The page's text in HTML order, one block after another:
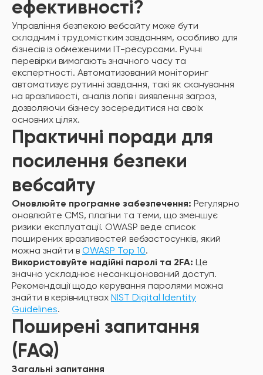
ефективності?
Управління безпекою вебсайту може бути
складним і трудомістким завданням, особливо для
бізнесів із обмеженими ІТ-ресурсами. Ручні
перевірки вимагають значного часу та
експертності. Автоматизований моніторинг
автоматизує рутинні завдання, такі як сканування
на вразливості, аналіз логів і виявлення загроз,
дозволяючи бізнесу зосередитися на своїх
основних цілях.
Практичні поради для
посилення безпеки
вебсайту
Оновлюйте програмне забезпечення: Регулярно
оновлюйте CMS, плагіни та теми, що зменшує
ризики експлуатації. OWASP веде список
поширених вразливостей вебзастосунків, який
можна знайти в OWASP Top 10.
Використовуйте надійні паролі та 2FA: Це
значно ускладнює несанкціонований доступ.
Рекомендації щодо керування паролями можна
знайти в керівництвах NIST Digital Identity
Guidelines.
Поширені запитання
(FAQ)
Загальні запитання